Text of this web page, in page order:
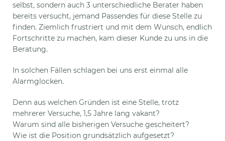
selbst, sondern auch 3 unterschiedliche Berater haben
bereits versucht, jemand Passendes für diese Stelle zu
finden. Ziemlich frustriert und mit dem Wunsch, endlich
Fortschritte zu machen, kam dieser Kunde zu uns in die
Beratung.
In solchen Fällen schlagen bei uns erst einmal alle
Alarmglocken.
Denn aus welchen Gründen ist eine Stelle, trotz
mehrerer Versuche, 1,5 Jahre lang vakant?
Warum sind alle bisherigen Versuche gescheitert?
Wie ist die Position grundsätzlich aufgesetzt?